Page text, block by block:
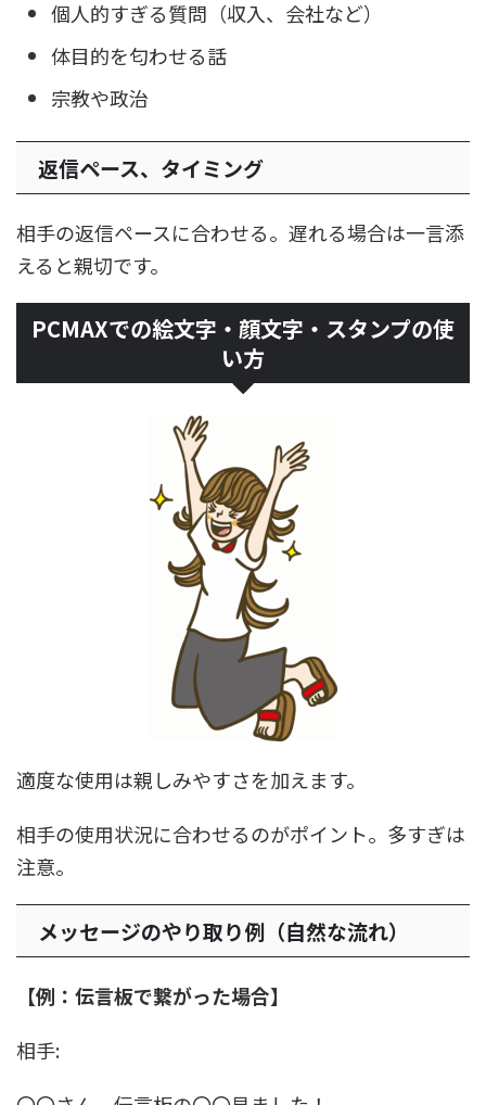
個人的すぎる質問（収入、会社など）
体目的を匂わせる話
宗教や政治
返信ペース、タイミング
相手の返信ペースに合わせる。遅れる場合は一言添
えると親切です。
PCMAXでの絵文字・顔文字・スタンプの使
い方
適度な使用は親しみやすさを加えます。
相手の使用状況に合わせるのがポイント。多すぎは
注意。
メッセージのやり取り例（自然な流れ）
【例：伝言板で繋がった場合】
相手: